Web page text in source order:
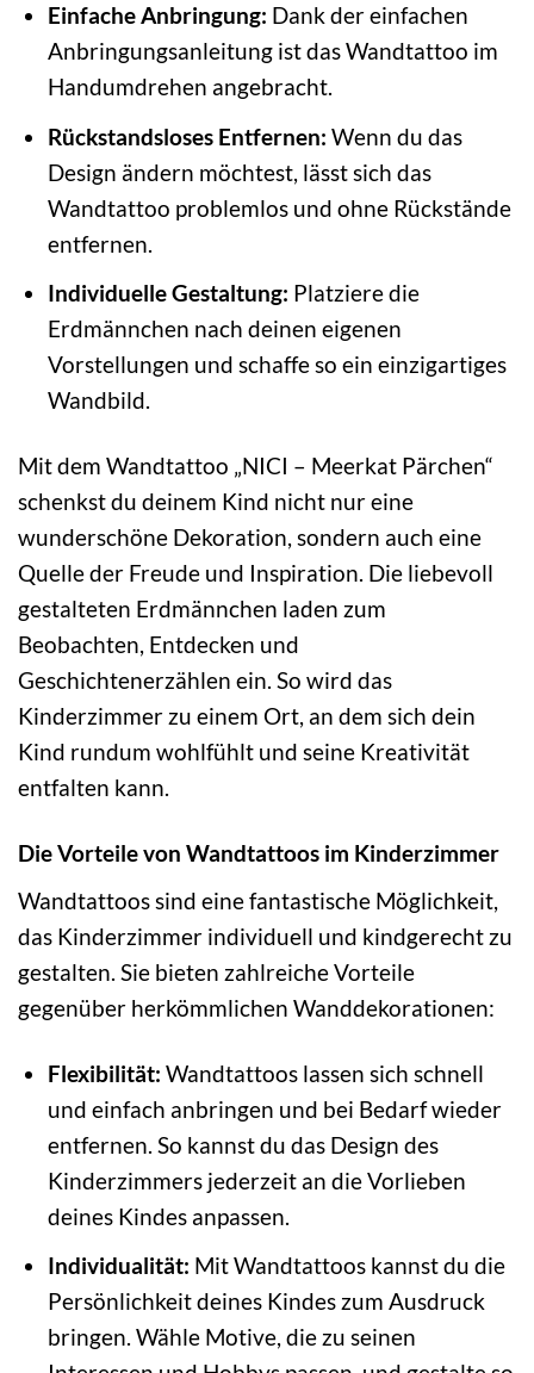
Einfache Anbringung: Dank der einfachen
Anbringungsanleitung ist das Wandtattoo im
Handumdrehen angebracht.
Rückstandsloses Entfernen: Wenn du das
Design ändern möchtest, lässt sich das
Wandtattoo problemlos und ohne Rückstände
entfernen.
Individuelle Gestaltung: Platziere die
Erdmännchen nach deinen eigenen
Vorstellungen und schaffe so ein einzigartiges
Wandbild.
Mit dem Wandtattoo „NICI – Meerkat Pärchen“
schenkst du deinem Kind nicht nur eine
wunderschöne Dekoration, sondern auch eine
Quelle der Freude und Inspiration. Die liebevoll
gestalteten Erdmännchen laden zum
Beobachten, Entdecken und
Geschichtenerzählen ein. So wird das
Kinderzimmer zu einem Ort, an dem sich dein
Kind rundum wohlfühlt und seine Kreativität
entfalten kann.
Die Vorteile von Wandtattoos im Kinderzimmer
Wandtattoos sind eine fantastische Möglichkeit,
das Kinderzimmer individuell und kindgerecht zu
gestalten. Sie bieten zahlreiche Vorteile
gegenüber herkömmlichen Wanddekorationen:
Flexibilität: Wandtattoos lassen sich schnell
und einfach anbringen und bei Bedarf wieder
entfernen. So kannst du das Design des
Kinderzimmers jederzeit an die Vorlieben
deines Kindes anpassen.
Individualität: Mit Wandtattoos kannst du die
Persönlichkeit deines Kindes zum Ausdruck
bringen. Wähle Motive, die zu seinen